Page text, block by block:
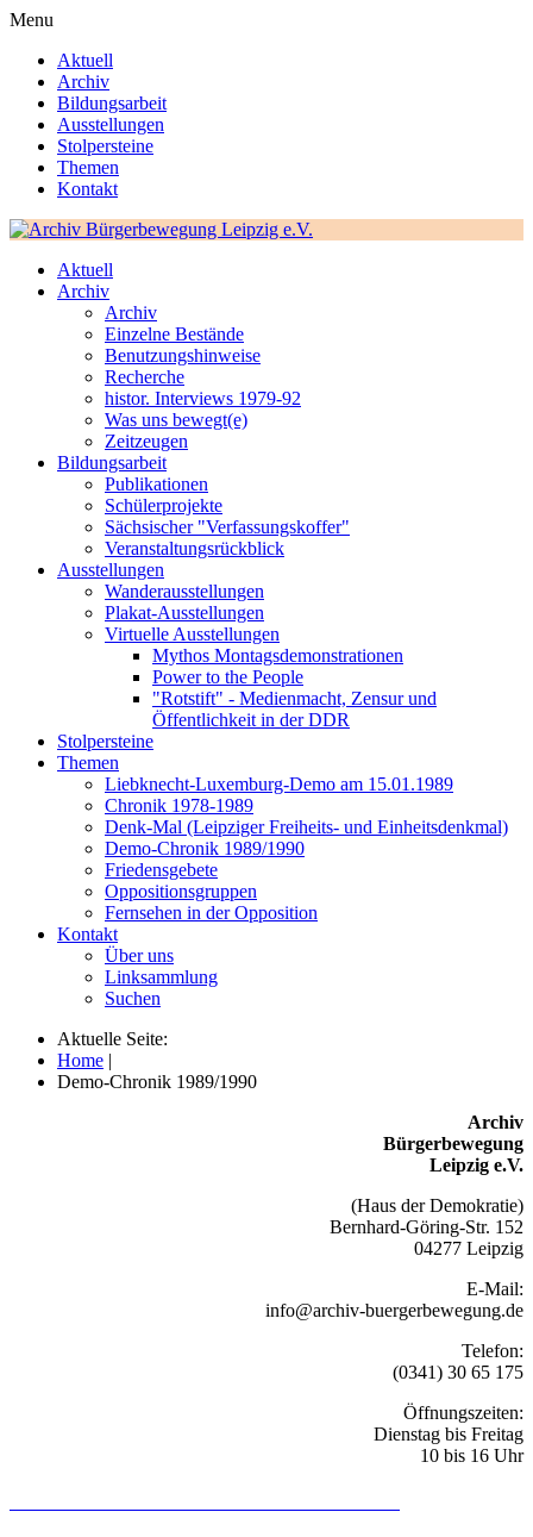
Menu
Aktuell
Archiv
Bildungsarbeit
Ausstellungen
Stolpersteine
Themen
Kontakt
Aktuell
Archiv
Archiv
Einzelne Bestände
Benutzungshinweise
Recherche
histor. Interviews 1979-92
Was uns bewegt(e)
Zeitzeugen
Bildungsarbeit
Publikationen
Schülerprojekte
Sächsischer "Verfassungskoffer"
Veranstaltungsrückblick
Ausstellungen
Wanderausstellungen
Plakat-Ausstellungen
Virtuelle Ausstellungen
Mythos Montagsdemonstrationen
Power to the People
"Rotstift" - Medienmacht, Zensur und
Öffentlichkeit in der DDR
Stolpersteine
Themen
Liebknecht-Luxemburg-Demo am 15.01.1989
Chronik 1978-1989
Denk-Mal (Leipziger Freiheits- und Einheitsdenkmal)
Demo-Chronik 1989/1990
Friedensgebete
Oppositionsgruppen
Fernsehen in der Opposition
Kontakt
Über uns
Linksammlung
Suchen
Aktuelle Seite:
Home |
Demo-Chronik 1989/1990
Archiv
Bürgerbewegung
Leipzig e.V.
(Haus der Demokratie)
Bernhard-Göring-Str. 152
04277 Leipzig
E-Mail:
info@archiv-buergerbewegung.de
Telefon:
(0341) 30 65 175
Öffnungszeiten:
Dienstag bis Freitag
10 bis 16 Uhr